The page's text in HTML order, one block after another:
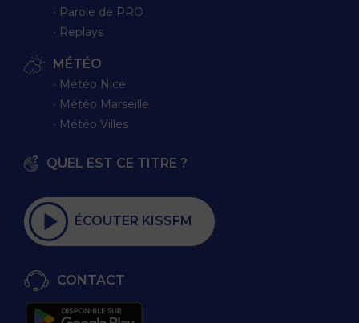
∙ Parole de PRO
∙ Replays
MÉTÉO
∙ Météo Nice
∙ Météo Marseille
∙ Météo Villes
QUEL EST CE TITRE ?
ÉCOUTER KISSFM
CONTACT